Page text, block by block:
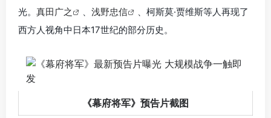
光。 真田广之 、 浅野忠信
、柯斯莫·贾维斯等人再现了
西方人视角中日本17世纪的部分历史。
《幕府将军》预告片截图